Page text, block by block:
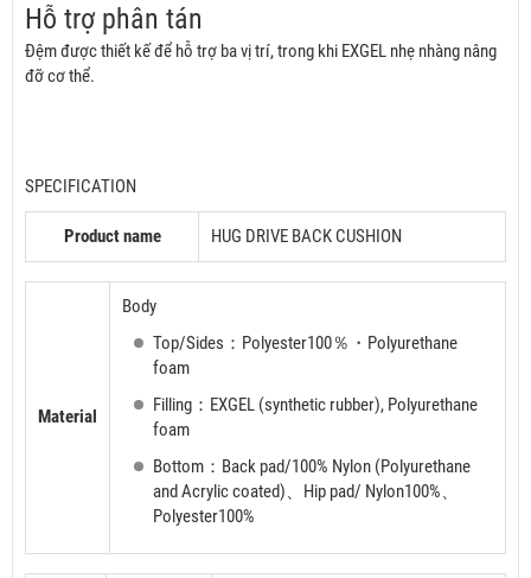
Hỗ trợ phân tán
Đệm được thiết kế để hỗ trợ ba vị trí, trong khi EXGEL nhẹ nhàng nâng
đỡ cơ thể.
SPECIFICATION
Product name HUG DRIVE BACK CUSHION
Material
Body
Top/Sides：Polyester100％・Polyurethane
foam
Filling：EXGEL (synthetic rubber), Polyurethane
foam
Bottom：Back pad/100% Nylon (Polyurethane
and Acrylic coated)、Hip pad/ Nylon100%、
Polyester100%